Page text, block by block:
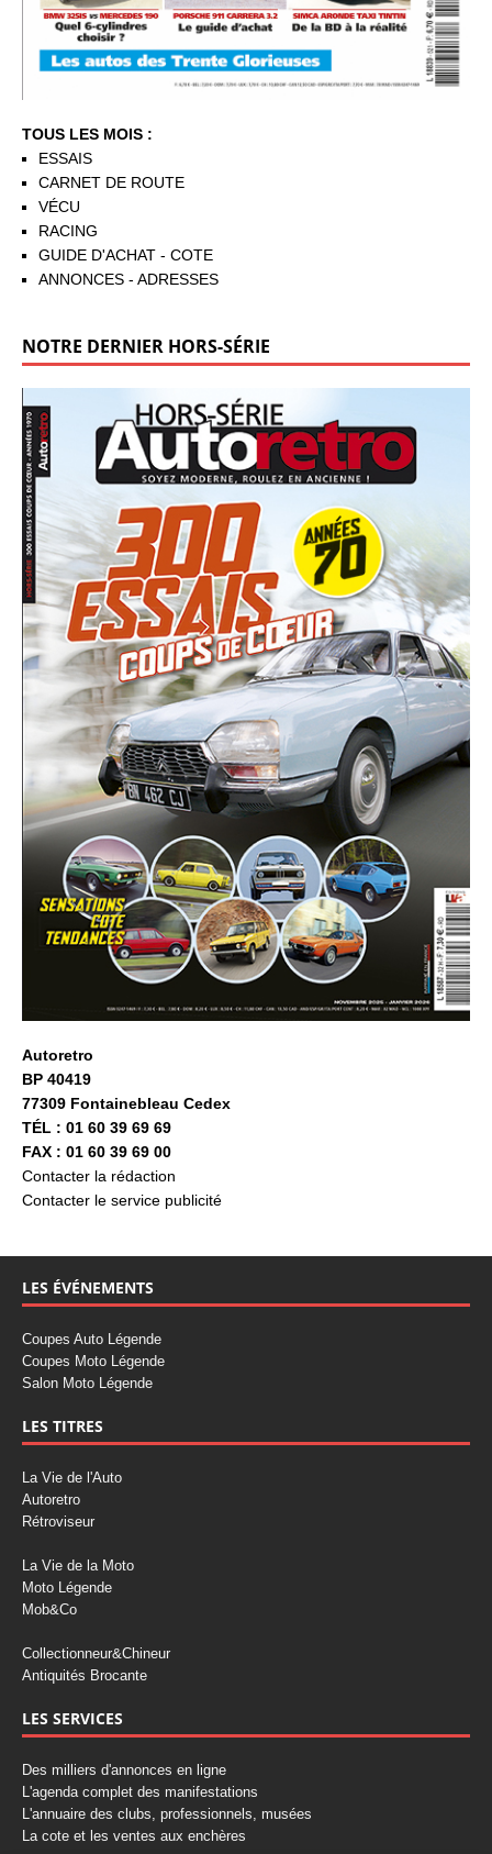
TOUS LES MOIS :
ESSAIS
CARNET DE ROUTE
VÉCU
RACING
GUIDE D'ACHAT - COTE
ANNONCES - ADRESSES
NOTRE DERNIER HORS-SÉRIE
Autoretro
BP 40419
77309 Fontainebleau Cedex
TÉL : 01 60 39 69 69
FAX : 01 60 39 69 00
Contacter la rédaction
Contacter le service publicité
LES ÉVÉNEMENTS
Coupes Auto Légende
Coupes Moto Légende
Salon Moto Légende
LES TITRES
La Vie de l'Auto
Autoretro
Rétroviseur
La Vie de la Moto
Moto Légende
Mob&Co
Collectionneur&Chineur
Antiquités Brocante
LES SERVICES
Des milliers d'annonces en ligne
L'agenda complet des manifestations
L'annuaire des clubs, professionnels, musées
La cote et les ventes aux enchères